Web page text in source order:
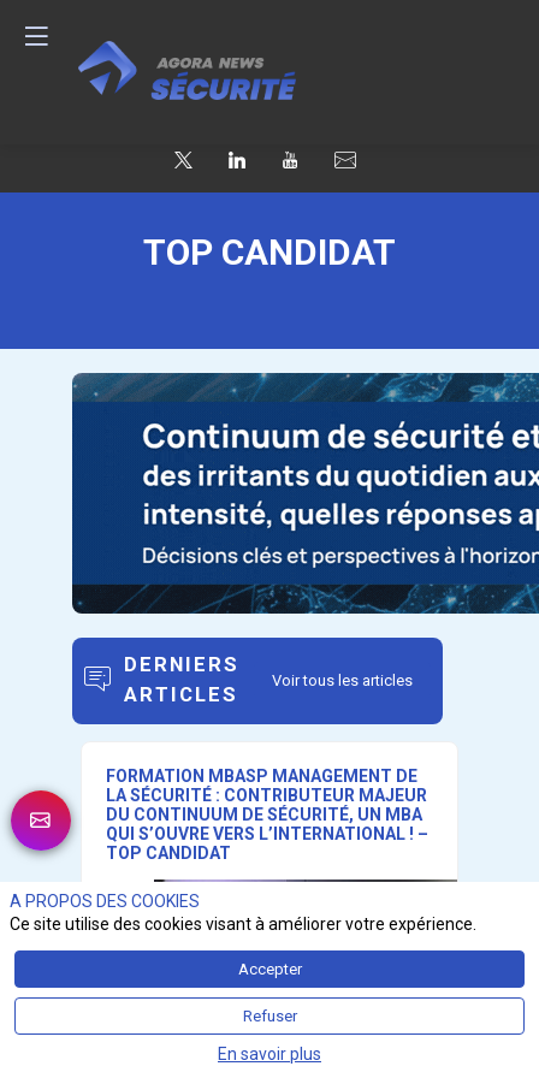
TOP CANDIDAT
DERNIERS
ARTICLES
Voir tous les articles
FORMATION MBASP MANAGEMENT DE
LA SÉCURITÉ : CONTRIBUTEUR MAJEUR
DU CONTINUUM DE SÉCURITÉ, UN MBA
QUI S’OUVRE VERS L’INTERNATIONAL ! –
TOP CANDIDAT
A PROPOS DES COOKIES
Ce site utilise des cookies visant à améliorer votre expérience.
Accepter
Refuser
En savoir plus